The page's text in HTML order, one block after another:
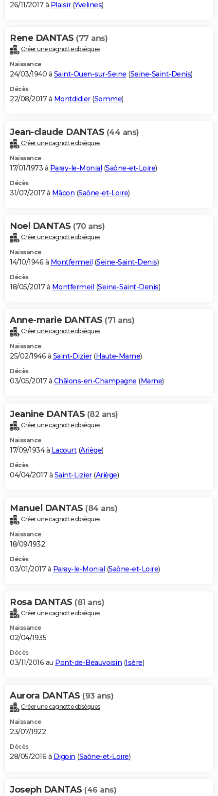
26/11/2017 à Plaisir(Yvelines)
Rene DANTAS (77 ans)
Créer une cagnotte obsèques
Naissance
24/03/1940 à Saint-Ouen-sur-Seine (Seine-Saint-Denis)
Décès
22/08/2017 à Montdidier(Somme)
Jean-claude DANTAS (44 ans)
Créer une cagnotte obsèques
Naissance
17/01/1973 à Paray-le-Monial (Saône-et-Loire)
Décès
31/07/2017 à Mâcon (Saône-et-Loire)
Noel DANTAS (70 ans)
Créer une cagnotte obsèques
Naissance
14/10/1946 à Montfermeil (Seine-Saint-Denis)
Décès
18/05/2017 à Montfermeil (Seine-Saint-Denis)
Anne-marie DANTAS (71 ans)
Créer une cagnotte obsèques
Naissance
25/02/1946 à Saint-Dizier(Haute-Marne)
Décès
03/05/2017 à Châlons-en-Champagne (Marne)
Jeanine DANTAS (82 ans)
Créer une cagnotte obsèques
Naissance
17/09/1934 à Lacourt(Ariège)
Décès
04/04/2017 à Saint-Lizier(Ariège)
Manuel DANTAS (84 ans)
Créer une cagnotte obsèques
Naissance
18/09/1932
Décès
03/01/2017 à Paray-le-Monial (Saône-et-Loire)
Rosa DANTAS (81 ans)
Créer une cagnotte obsèques
Naissance
02/04/1935
Décès
03/11/2016 au Pont-de-Beauvoisin (Isère)
Aurora DANTAS (93 ans)
Créer une cagnotte obsèques
Naissance
23/07/1922
Décès
28/05/2016 à Digoin (Saône-et-Loire)
Joseph DANTAS (46 ans)